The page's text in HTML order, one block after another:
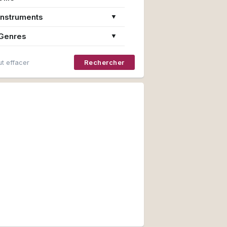
▼
▼
effacer Rechercher